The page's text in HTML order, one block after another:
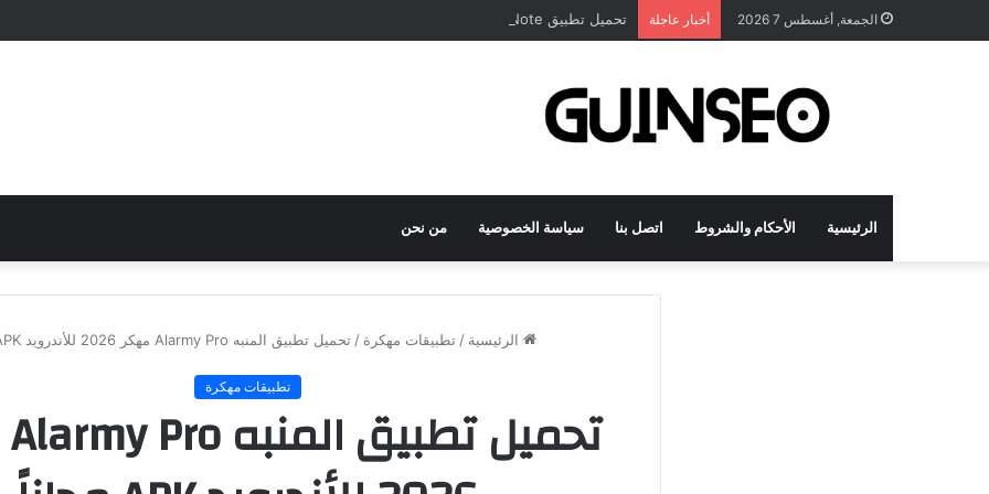
الجمعة, أغسطس 7 2026 أخبار عاجلة تحميل تطبيق DrawNote مهكر 2026 النسخة المدفوعة للأندرويد مجاناً
الرئيسية الأحكام والشروط اتصل بنا سياسة الخصوصية من نحن
الرئيسية / تطبيقات مهكرة / تحميل تطبيق المنبه Alarmy Pro مهكر 2026 للأندرويد APK مجاناً
تطبيقات مهكرة